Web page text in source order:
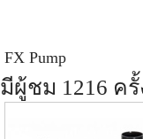
FX Pump
มีผู้ชม 1216 ครั้